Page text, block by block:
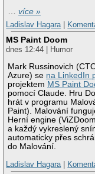
…více »
Ladislav Hagara
MS Paint Doom
dnes 12:44 | Humor
Mark Russinovich
Azure) se na LinkedIn
projektem MS Paint
pomocí Claude. Hru
hrát v programu
Paint). Malování
Herní engine
a každý vykreslený
automaticky přes
do Malování.
Ladislav Hagara